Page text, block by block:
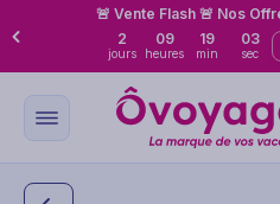
🚨 Vente Flash 🚨 Nos
2
jours
09
heures
19
min
02
sec